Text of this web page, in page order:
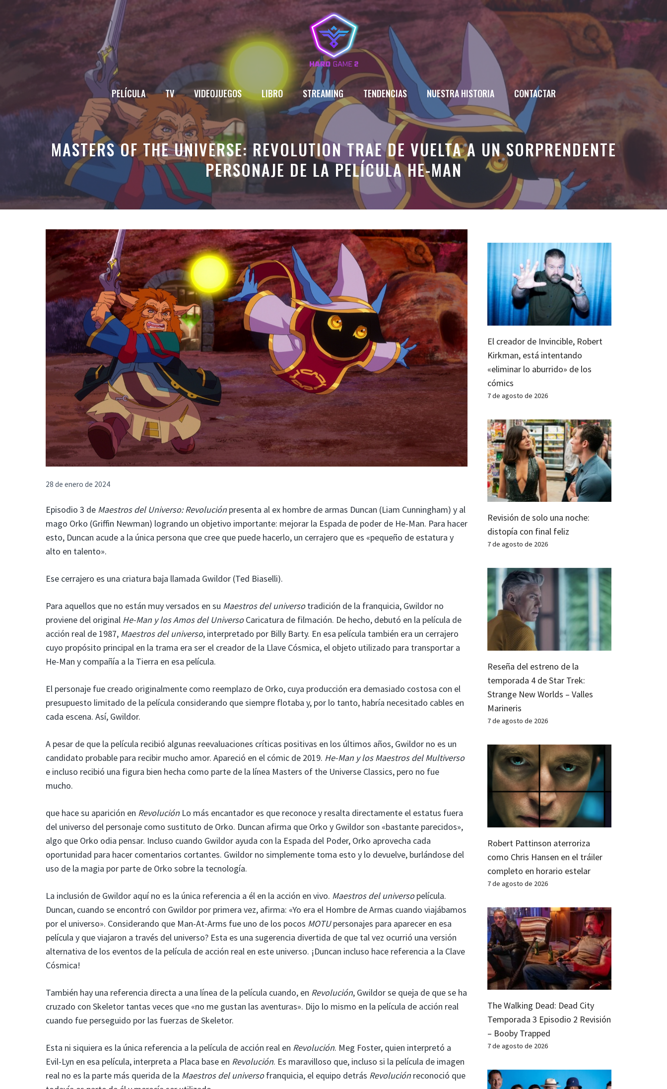
PELÍCULA TV VIDEOJUEGOS LIBRO STREAMING TENDENCIAS NUESTRA HISTORIA CONTACTAR
MASTERS OF THE UNIVERSE: REVOLUTION TRAE DE VUELTA A UN SORPRENDENTE
PERSONAJE DE LA PELÍCULA HE-MAN
28 de enero de 2024
Episodio 3 de Maestros del Universo: Revolución presenta al ex hombre de armas Duncan (Liam Cunningham) y al
mago Orko (Griffin Newman) logrando un objetivo importante: mejorar la Espada de poder de He-Man. Para hacer
esto, Duncan acude a la única persona que cree que puede hacerlo, un cerrajero que es «pequeño de estatura y
alto en talento».
Ese cerrajero es una criatura baja llamada Gwildor (Ted Biaselli).
Para aquellos que no están muy versados ​​en su Maestros del universotradición de la franquicia, Gwildor no
proviene del original He-Man y los Amos del UniversoCaricatura de filmación. De hecho, debutó en la película de
acción real de 1987, Maestros del universo, interpretado por Billy Barty. En esa película también era un cerrajero
cuyo propósito principal en la trama era ser el creador de la Llave Cósmica, el objeto utilizado para transportar a
He-Man y compañía a la Tierra en esa película.
El personaje fue creado originalmente como reemplazo de Orko, cuya producción era demasiado costosa con el
presupuesto limitado de la película considerando que siempre flotaba y, por lo tanto, habría necesitado cables en
cada escena. Así, Gwildor.
A pesar de que la película recibió algunas reevaluaciones críticas positivas en los últimos años, Gwildor no es un
candidato probable para recibir mucho amor. Apareció en el cómic de 2019. He-Man y los Maestros del Multiverso
e incluso recibió una figura bien hecha como parte de la línea Masters of the Universe Classics, pero no fue
mucho.
que hace su aparición en Revolución Lo más encantador es que reconoce y resalta directamente el estatus fuera
del universo del personaje como sustituto de Orko. Duncan afirma que Orko y Gwildor son «bastante parecidos»,
algo que Orko odia pensar. Incluso cuando Gwildor ayuda con la Espada del Poder, Orko aprovecha cada
oportunidad para hacer comentarios cortantes. Gwildor no simplemente toma esto y lo devuelve, burlándose del
uso de la magia por parte de Orko sobre la tecnología.
La inclusión de Gwildor aquí no es la única referencia a él en la acción en vivo. Maestros del universopelícula.
Duncan, cuando se encontró con Gwildor por primera vez, afirma: «Yo era el Hombre de Armas cuando viajábamos
por el universo». Considerando que Man-At-Arms fue uno de los pocos MOTUpersonajes para aparecer en esa
película y que viajaron a través del universo? Esta es una sugerencia divertida de que tal vez ocurrió una versión
alternativa de los eventos de la película de acción real en este universo. ¡Duncan incluso hace referencia a la Clave
Cósmica!
También hay una referencia directa a una línea de la película cuando, en Revolución, Gwildor se queja de que se ha
cruzado con Skeletor tantas veces que «no me gustan las aventuras». Dijo lo mismo en la película de acción real
cuando fue perseguido por las fuerzas de Skeletor.
Esta ni siquiera es la única referencia a la película de acción real en Revolución. Meg Foster, quien interpretó a
Evil-Lyn en esa película, interpreta a Placa base en Revolución. Es maravilloso que, incluso si la película de imagen
real no es la parte más querida de la Maestros del universofranquicia, el equipo detrás Revolución reconoció que
El creador de Invincible, Robert
Kirkman, está intentando
«eliminar lo aburrido» de los
cómics
7 de agosto de 2026
Revisión de solo una noche:
distopía con final feliz
7 de agosto de 2026
Reseña del estreno de la
temporada 4 de Star Trek:
Strange New Worlds – Valles
Marineris
7 de agosto de 2026
Robert Pattinson aterroriza
como Chris Hansen en el tráiler
completo en horario estelar
7 de agosto de 2026
The Walking Dead: Dead City
Temporada 3 Episodio 2 Revisión
– Booby Trapped
7 de agosto de 2026